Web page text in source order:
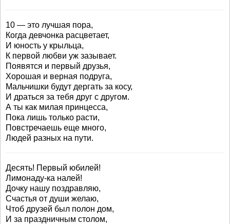
10 — это лучшая пора,
Когда девчонка расцветает,
И юность у крыльца,
К первой любви уж зазывает.
Появятся и первый друзья,
Хорошая и верная подруга,
Мальчишки будут дергать за косу,
И драться за тебя друг с другом.
А ты как милая принцесса,
Пока лишь только расти,
Повстречаешь еще много,
Людей разных на пути.
Десять! Первый юбилей!
Лимонаду-ка налей!
Дочку нашу поздравляю,
Счастья от души желаю,
Чтоб друзей был полон дом,
И за праздничным столом,